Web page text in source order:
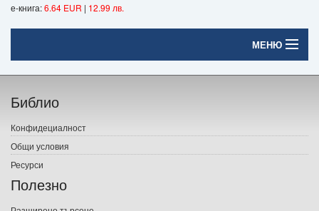
е-книга:6.64 EUR | 12.99 лв.
МЕНЮ
Начало
Печатни книги
Електронни книги
Е-списания
Библио
Конфидециалност
Общи условия
Ресурси
Полезно